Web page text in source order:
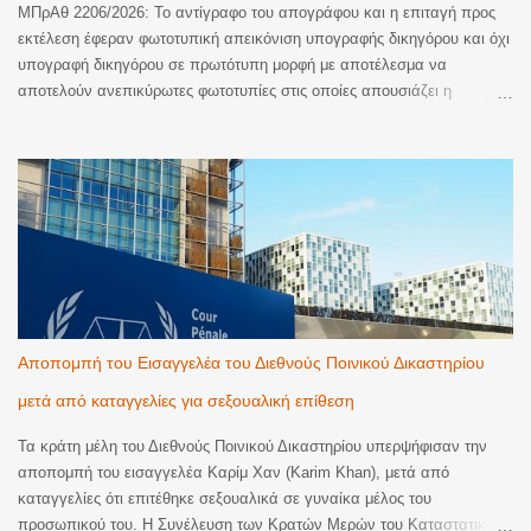
ΜΠρΑθ 2206/2026: Το αντίγραφο του απογράφου και η επιταγή προς
εκτέλεση έφεραν φωτοτυπική απεικόνιση υπογραφής δικηγόρου και όχι
υπογραφή δικηγόρου σε πρωτότυπη μορφή με αποτέλεσμα να
αποτελούν ανεπικύρωτες φωτοτυπίες στις οποίες απουσιάζει η
Πρωτοδικείου Αθηνών (Περιουσιακές διαφορές – Ανακοπές Εκτέλεσης)
έγινε δεκτός λόγος ανακοπής που αφορούσε την έλλειψη αποδεικτικής
ισχύος του αντιγράφου εξ απογράφου εκτελεστού που κοινοποιήθηκε
με την επιταγή προς πληρωμή για να ξεκινήσει η διαδικασία της
εκτέλεσης. Όπως κρίθηκε, το αντίγραφο εξ απογράφου εκτελεστού
που κοινοποιήθηκε δεν είχε επικυρωθεί αυτοτελώς και νομίμως παρότι
αποτελεί διακριτό έγγραφο από την επιταγή. Παράλληλα, και η επιταγή
από δικηγόρο. Ειδικότερα, το Δικαστήριο έκρινε ότι τα συγκεκριμένα
έγγραφα στερούνταν της απαιτούμενης αποδε...
Αποπομπή του Εισαγγελέα του Διεθνούς Ποινικού Δικαστηρίου
μετά από καταγγελίες για σεξουαλική επίθεση
Τα κράτη μέλη του Διεθνούς Ποινικού Δικαστηρίου υπερψήφισαν την
αποπομπή του εισαγγελέα Καρίμ Χαν (Karim Khan), μετά από
καταγγελίες ότι επιτέθηκε σεξουαλικά σε γυναίκα μέλος του
προσωπικού του. Η Συνέλευση των Κρατών Μερών του Καταστατικού